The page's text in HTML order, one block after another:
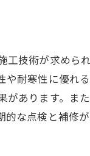
度差に強い塗料
外壁の劣化を防ぐ
膜剥離を防ぐ方
技術が求め
耐寒性に優
あります。
な点検と補修